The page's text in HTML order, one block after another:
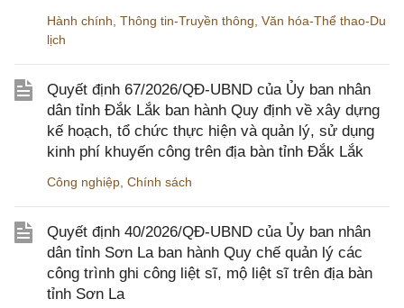
Hành chính Thông tin-Truyền thông Văn hóa-Thể thao-Du
lịch
Quyết định 67/2026/QĐ-UBND của Ủy ban nhân
dân tỉnh Đắk Lắk ban hành Quy định về xây dựng
kế hoạch, tổ chức thực hiện và quản lý, sử dụng
kinh phí khuyến công trên địa bàn tỉnh Đắk Lắk
Công nghiệp Chính sách
Quyết định 40/2026/QĐ-UBND của Ủy ban nhân
dân tỉnh Sơn La ban hành Quy chế quản lý các
công trình ghi công liệt sĩ, mộ liệt sĩ trên địa bàn
tỉnh Sơn La